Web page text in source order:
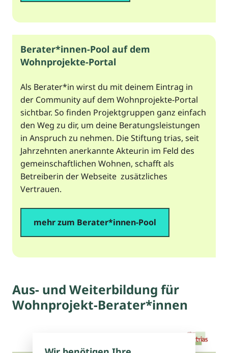
Berater*innen-Pool auf dem
Wohnprojekte-Portal
Als Berater*in wirst du mit deinem Eintrag in
der Community auf dem Wohnprojekte-Portal
sichtbar. So finden Projektgruppen ganz einfach
den Weg zu dir, um deine Beratungsleistungen
in Anspruch zu nehmen. Die Stiftung trias, seit
Jahrzehnten anerkannte Akteurin im Feld des
gemeinschaftlichen Wohnen, schafft als
Betreiberin der Webseite zusätzliches
Vertrauen.
mehr zum Berater*innen-Pool
Aus- und Weiterbildung für
Wohnprojekt-Berater*innen